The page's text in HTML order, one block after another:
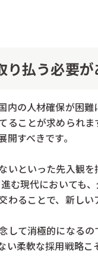
り払う必要が
内の人材確保が困
ることが求められ
すべきです。
いといった先入観
む現代においても
わることで、新しい
して消極的になる
い柔軟な採用戦略こ